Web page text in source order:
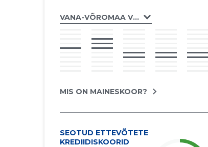
VANA-VÕROMAA VEGAN OÜ
MIS ON MAINESKOOR?
SEOTUD ETTEVÕTETE
KREDIIDISKOORID